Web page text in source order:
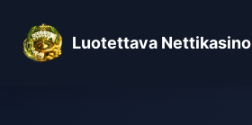
Luotettava Nettikasino